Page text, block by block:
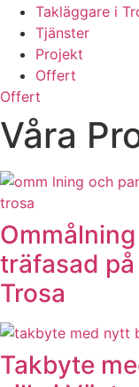
Takläggare i
Tjänster
Projekt
Offert
Offert
Våra
träfasad
Trosa
Takbyte